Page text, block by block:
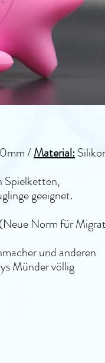
/Material:
Spielketten,
geeignet.
(Neue Norm für
und anderen
Münder völlig